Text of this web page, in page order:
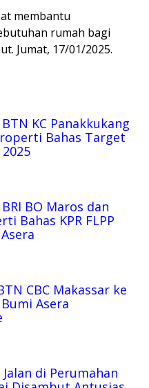
membantu
rumah bagi
Jumat, 17/01/2025.
KC Panakkukang
Bahas Target
BO Maros dan
Bahas KPR FLPP
CBC Makassar ke
Asera
di Perumahan